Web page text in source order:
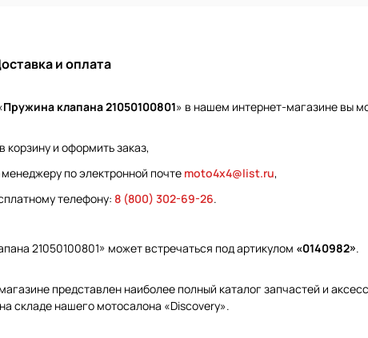
и оплата
Пружина клапана 21050100801» в нашем интернет-магазине вы
корзину и оформить заказ,
менеджеру по электронной почте moto4x4@list.ru,
телефону: 8 (800) 302-69-26.
21050100801» может встречаться под артикулом «0140982».
представлен наиболее полный каталог запчастей и
складе нашего мотосалона «Discovery».